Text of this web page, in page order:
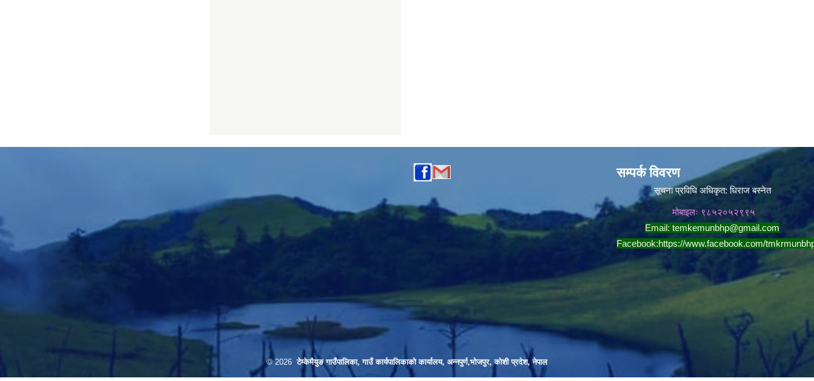
सम्पर्क विवरण
सूचना प्रविधि अधिकृत:धिराज बस्नेत
मोबाइलः ९८५२०५२९९५
Email: temkemunbhp@gmail.com
Facebook:https://www.facebook.com/
© 2026टेम्केमैयुङ गाउँपालिका, गाउँ कार्यपालिकाको कार्यालय, अन्नपुर्ण,भोजपुर, कोशी प्रदेश, नेपाल